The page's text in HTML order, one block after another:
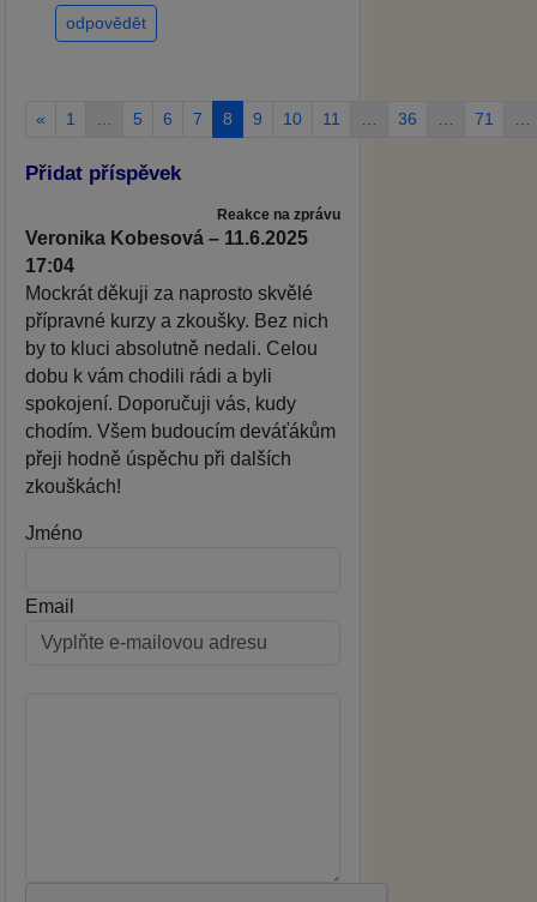
odpovědět
« 1 … 5 6 7 8 9 10 11 … 36 … 71 …
Přidat příspěvek
Reakce na zprávu
Veronika Kobesová – 11.6.2025
17:04
Mockrát děkuji za naprosto skvělé
přípravné kurzy a zkoušky. Bez nich
by to kluci absolutně nedali. Celou
dobu k vám chodili rádi a byli
spokojení. Doporučuji vás, kudy
chodím. Všem budoucím deváťákům
přeji hodně úspěchu při dalších
zkouškách!
Jméno
Email